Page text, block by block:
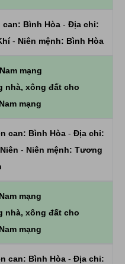
can: Bình Hòa- Địa chi:
- Niên mệnh: Bình Hòa
mạng
nhà, xông đất cho
mạng
can: Bình Hòa - Địa chi:
- Niên mệnh: Tương
mạng
nhà, xông đất cho
mạng
can: Bình Hòa - Địa chi: